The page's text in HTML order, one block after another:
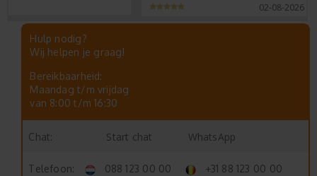
02-08-2026
Hulp nodig?
Wij helpen je graag!
Bereikbaarheid:
Maandag t/m vrijdag
van 8:00 t/m 16:30
Chat: Start chat WhatsApp
Telefoon: 088 123 00 00 +31 88 123 00 00